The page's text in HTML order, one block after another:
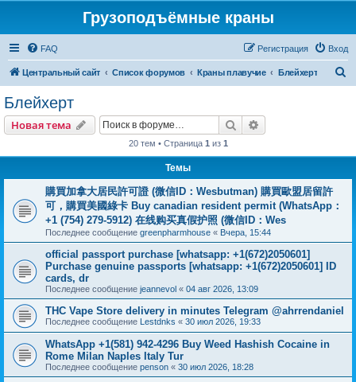
Грузоподъёмные краны
FAQ Вход
Регистрация
Центральный сайт Список форумов Краны плавучие Блейхерт
Блейхерт
Новая тема Поиск
20 тем • Страница 1 из 1
Темы
購買加拿大居民許可證 (微信ID：Wesbutman) 購買歐盟居留許
可，購買美國綠卡 Buy canadian resident permit (WhatsApp：
+1 (754) 279-5912) 在线购买真假护照 (微信ID：Wes
Последнее сообщение greenpharmhouse « Вчера, 15:44
official passport purchase [whatsapp: +1(672)2050601]
Purchase genuine passports [whatsapp: +1(672)2050601] ID
cards, dr
Последнее сообщение jeannevol « 04 авг 2026, 13:09
THC Vape Store delivery in minutes Telegram @ahrrendaniel
Последнее сообщение Lestdnks « 30 июл 2026, 19:33
WhatsApp +1(581) 942-4296 Buy Weed Hashish Cocaine in
Rome Milan Naples Italy Tur
Последнее сообщение penson « 30 июл 2026, 18:28